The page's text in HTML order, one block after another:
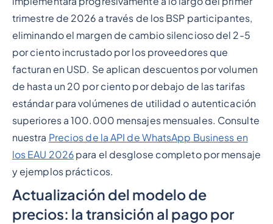
trimestre de 2026 a través de los BSP participantes,
eliminando el margen de cambio silencioso del 2-5
por ciento incrustado por los proveedores que
facturan en USD. Se aplican descuentos por volumen
de hasta un 20 por ciento por debajo de las tarifas
estándar para volúmenes de utilidad o autenticación
superiores a 100.000 mensajes mensuales. Consulte
nuestra Precios de la API de WhatsApp Business en
los EAU 2026 para el desglose completo por mensaje
y ejemplos prácticos.
Actualización del modelo de
precios: la transición al pago por